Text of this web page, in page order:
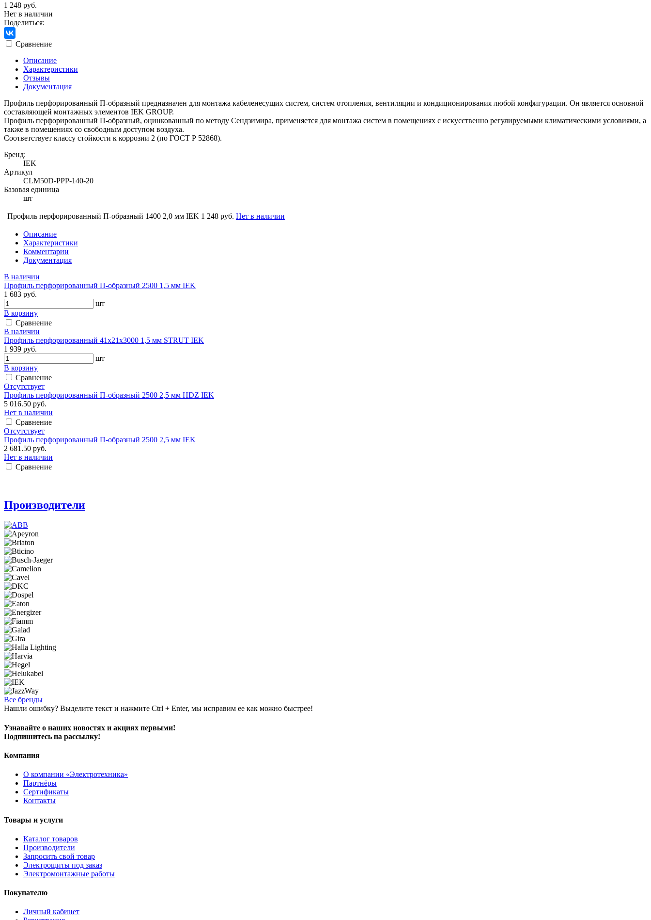
1 248 руб.
Нет в наличии
Поделиться:
Сравнение
Описание
Характеристики
Отзывы
Документация
Профиль перфорированный П-образный предназначен для монтажа кабеленесущих систем, систем отопления, вентиляции и кондиционирования любой конфигурации. Он является основной
составляющей монтажных элементов IEK GROUP.
Профиль перфорированный П-образный, оцинкованный по методу Сендзимира, применяется для монтажа систем в помещениях с искусственно регулируемыми климатическими условиями, а
также в помещениях со свободным доступом воздуха.
Соответствует классу стойкости к коррозии 2 (по ГОСТ Р 52868).
Бренд:
IEK
Артикул
CLM50D-PPP-140-20
Базовая единица
шт
Профиль перфорированный П-образный 1400 2,0 мм IEK 1 248 руб. Нет в наличии
Описание
Характеристики
Комментарии
Документация
В наличии
Профиль перфорированный П-образный 2500 1,5 мм IEK
1 683 руб.
шт
В корзину
Сравнение
В наличии
Профиль перфорированный 41х21х3000 1,5 мм STRUT IEK
1 939 руб.
шт
В корзину
Сравнение
Отсутствует
Профиль перфорированный П-образный 2500 2,5 мм HDZ IEK
5 016.50 руб.
Нет в наличии
Сравнение
Отсутствует
Профиль перфорированный П-образный 2500 2,5 мм IEK
2 681.50 руб.
Нет в наличии
Сравнение
Производители
Все бренды
Нашли ошибку? Выделите текст и нажмите Ctrl + Enter, мы исправим ее как можно быстрее!
Узнавайте о наших новостях и акциях первыми!
Подпишитесь на рассылку!
Компания
О компании «Электротехника»
Партнёры
Сертификаты
Контакты
Товары и услуги
Каталог товаров
Производители
Запросить свой товар
Электрощиты под заказ
Электромонтажные работы
Покупателю
Личный кабинет